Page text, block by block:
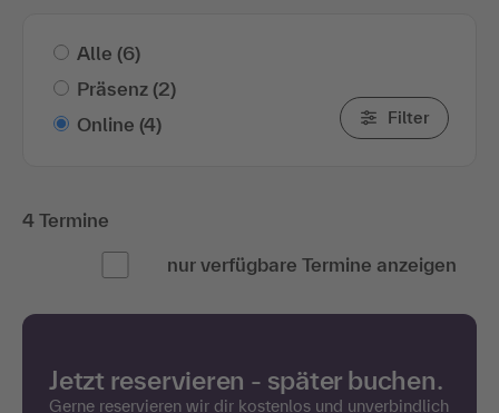
Alle (6)
Präsenz (2)
Online (4) Filter
4 Termine
nur verfügbare Termine anzeigen
Jetzt reservieren - später buchen.
Gerne reservieren wir dir kostenlos und unverbindlich